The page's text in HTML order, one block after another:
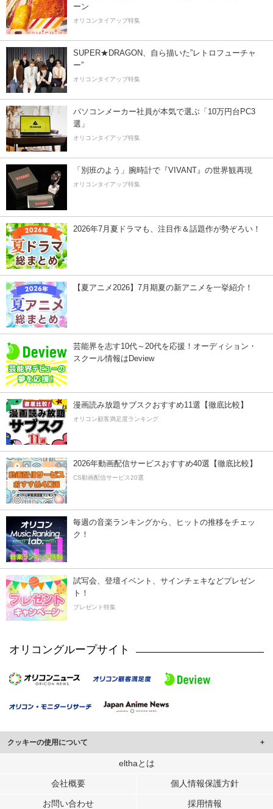
ーン
オリコンタイアップ特集
SUPER★DRAGON、自ら描いた”レトロフューチャ
ー”
オリコンタイアップ特集
パソコンメーカー社員が本気で選ぶ「10万円台PC3
選」
オリコンタイアップ特集
「別班のよう」腕時計で『VIVANT』の世界観再現
オリコンタイアップ特集
2026年7月夏ドラマも、注目作＆話題作が勢ぞろい！
【夏アニメ2026】7月期夏の新アニメを一挙紹介！
芸能界を志す10代～20代を応援！オーディション・
スクール情報はDeview
漫画読み放題サブスクおすすめ11選【徹底比較】
オリコン顧客満足度ランキング
2026年動画配信サービスおすすめ40選【徹底比較】
CS動画配信サービス20選
毎週の音楽ランキングから、ヒットの推移をチェッ
ク！
試写会、登壇イベント、サインチェキなどプレゼン
ト！
プレゼント特集
オリコングループサイト
クッキーの使用について
このサイトでは Cookie を使用して、ユーザーに合わせたコンテンツや広告の
行っています。
メディアや広告配信、データ解析の各パートナーに提供しています。
elthaとは
会社概要 個人情報保護方針
お問い合わせ 採用情報